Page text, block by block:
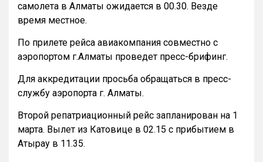
самолета в Алматы ожидается в 00.30. Везде
время местное.
По прилете рейса авиакомпания совместно с
аэропортом г.Алматы проведет пресс-брифинг.
Для аккредитации просьба обращаться в пресс-
службу аэропорта г. Алматы.
Второй репатриационный рейс запланирован на 1
марта. Вылет из Катовице в 02.15 с прибытием в
Атырау в 11.35.